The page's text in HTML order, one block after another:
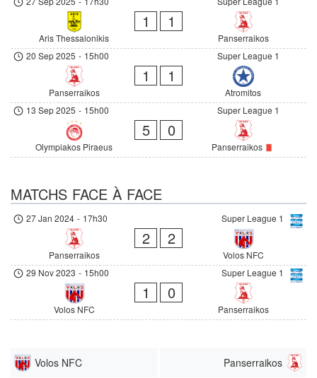
Aris Thessalonikis
1 1
Panserraikos
Super League 1
20 Sep 2025 - 15h00
Panserraikos
1 1
Atromitos
Super League 1
13 Sep 2025 - 15h00
Olympiakos Piraeus
5 0
Panserraikos
MATCHS FACE À FACE
Super League 1
27 Jan 2024 - 17h30
Panserraikos
2 2
Volos NFC
Super League 1
29 Nov 2023 - 15h00
Volos NFC
1 0
Panserraikos
Volos NFC Panserraikos